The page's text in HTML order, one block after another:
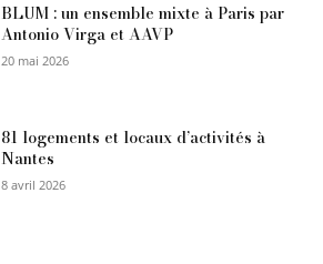
BLUM : un ensemble mixte à Paris par
Antonio Virga et AAVP
20 mai 2026
81 logements et locaux d’activités à
Nantes
8 avril 2026